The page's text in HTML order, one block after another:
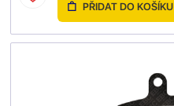
PŘIDAT DO KOŠÍKU